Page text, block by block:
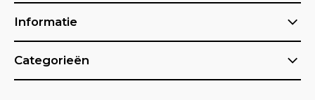
Informatie
Categorieën